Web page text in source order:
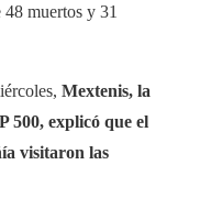
muertos y 31
Mextenis, la
500, explicó que el
visitaron las